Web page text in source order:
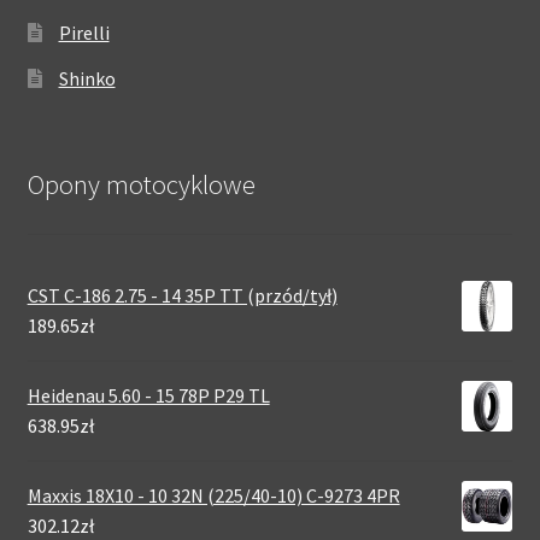
Pirelli
Shinko
Opony motocyklowe
CST C-186 2.75 - 14 35P TT (przód/tył)
189.65zł
Heidenau 5.60 - 15 78P P29 TL
638.95zł
Maxxis 18X10 - 10 32N (225/40-10) C-9273 4PR
302.12zł